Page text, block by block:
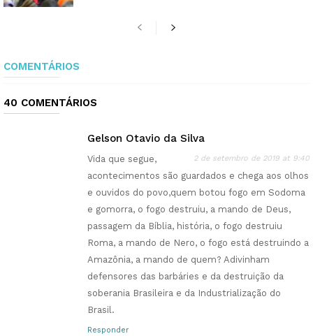
COMENTÁRIOS
40 COMENTÁRIOS
Gelson Otavio da Silva
2 de setembro de 2019 at 9:40
Vida que segue,
acontecimentos são guardados e chega aos olhos
e ouvidos do povo,quem botou fogo em Sodoma
e gomorra, o fogo destruiu, a mando de Deus,
passagem da Bíblia, história, o fogo destruiu
Roma, a mando de Nero, o fogo está destruindo a
Amazônia, a mando de quem? Adivinham
defensores das barbáries e da destruição da
soberania Brasileira e da Industrialização do
Brasil.
Responder